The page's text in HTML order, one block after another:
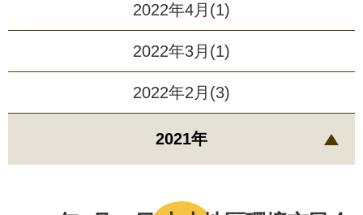
2022年4月(1)
2022年3月(1)
2022年2月(3)
2021年